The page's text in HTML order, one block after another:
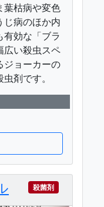
葉枯病や変色
じ病のほか内
有効な「ブラ
広い殺虫スペ
ジョーカーの
剤です。
殺菌剤